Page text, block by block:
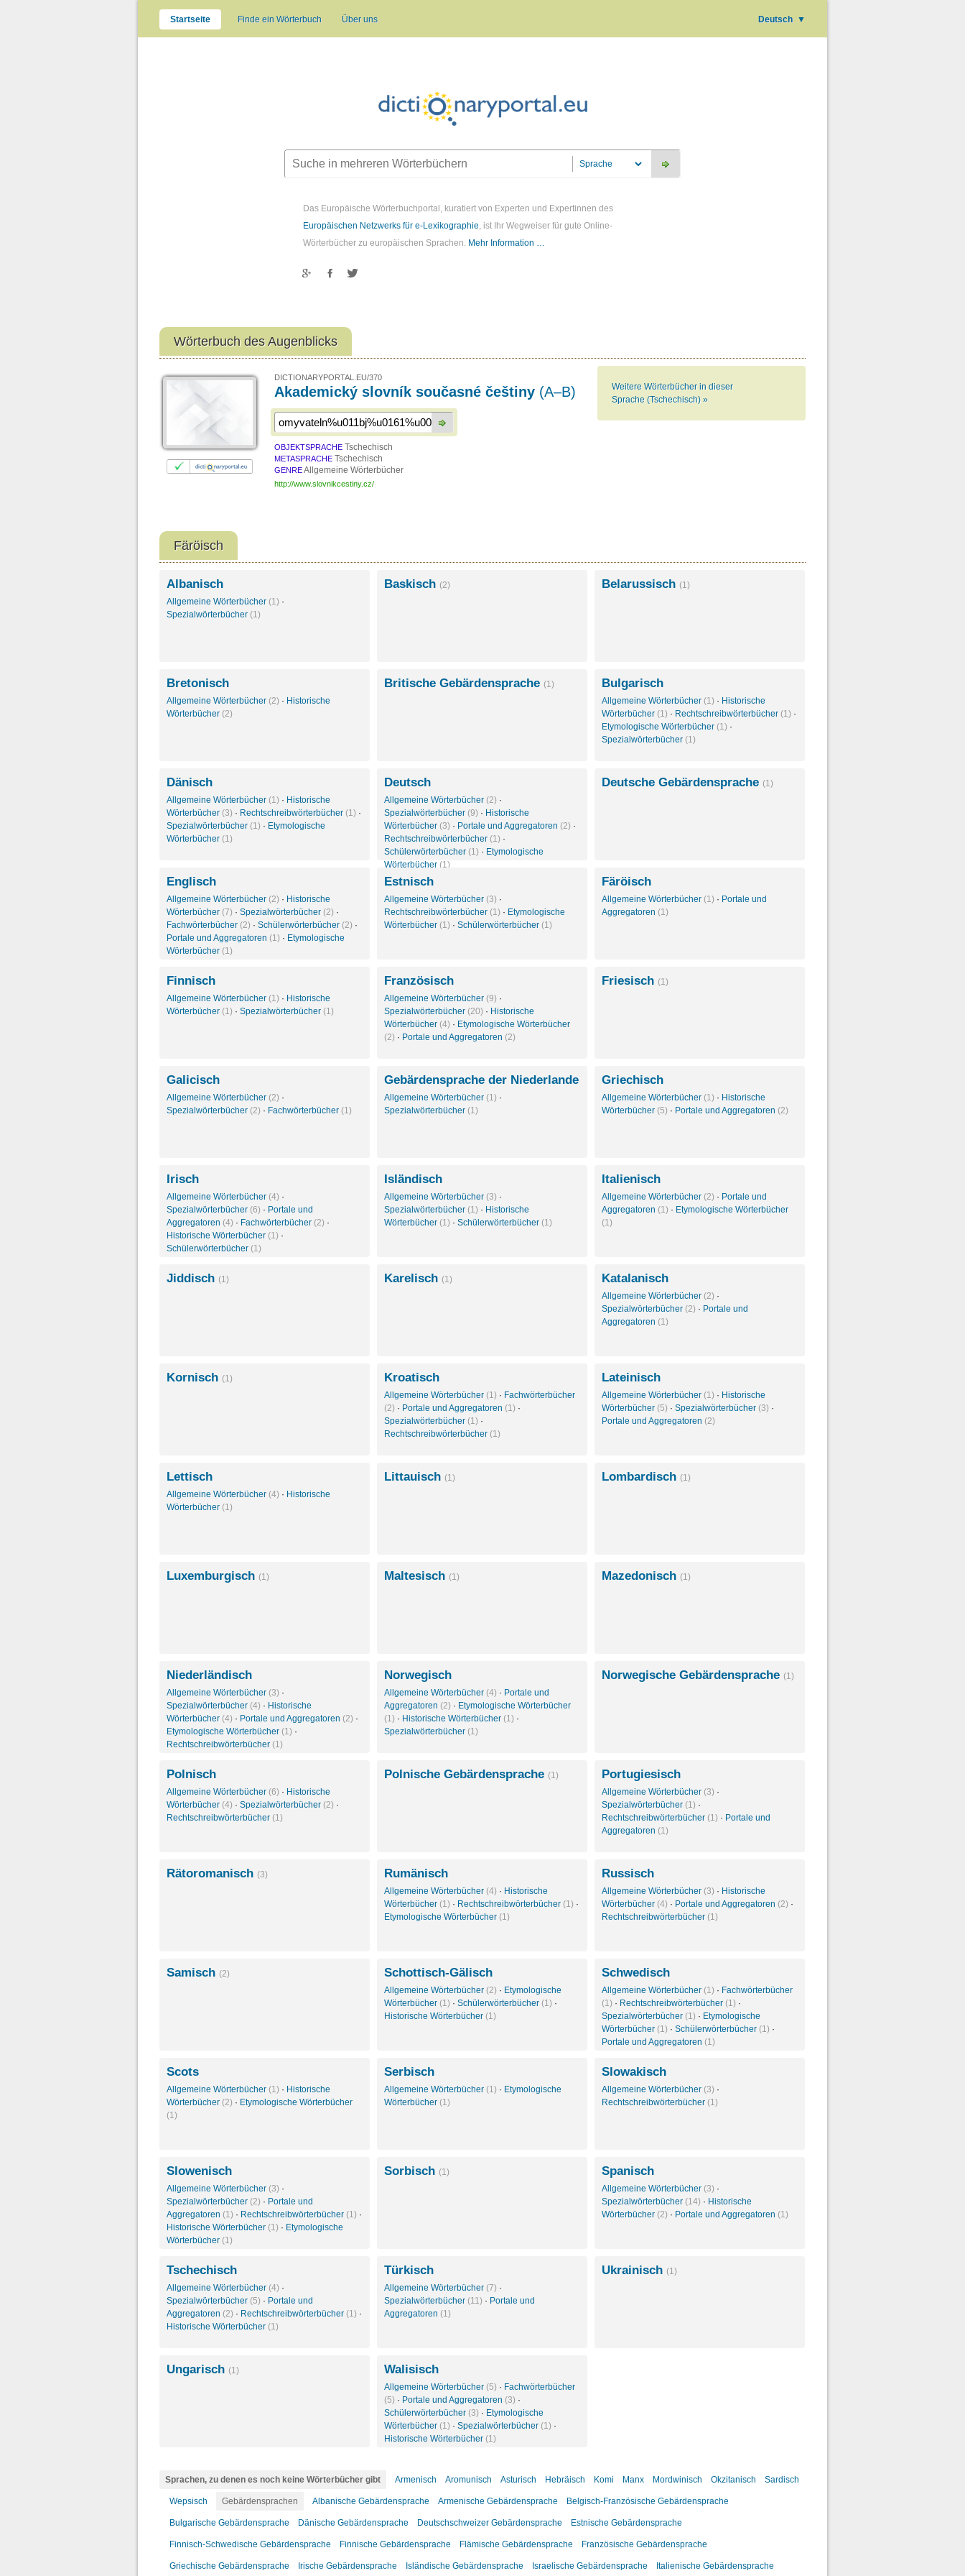
Startseite Finde ein Wörterbuch Über uns Deutsch ▼
Das Europäische Wörterbuchportal, kuratiert von Experten und Expertinnen des
Europäischen Netzwerks für e-Lexikographie, ist Ihr Wegweiser für gute Online-
Wörterbücher zu europäischen Sprachen. Mehr Information …
Wörterbuch des Augenblicks
Weitere Wörterbücher in dieser
Sprache (Tschechisch) »
DICTIONARYPORTAL.EU/370
Akademický slovník současné češtiny (A–B)
OBJEKTSPRACHE Tschechisch
METASPRACHE Tschechisch
GENREAllgemeine Wörterbücher
http://www.slovnikcestiny.cz/
Färöisch
Albanisch
Allgemeine Wörterbücher (1) ·
Spezialwörterbücher (1)
Baskisch (2) Belarussisch (1)
Bretonisch
Allgemeine Wörterbücher (2) · Historische
Wörterbücher (2)
Britische Gebärdensprache (1) Bulgarisch
Allgemeine Wörterbücher (1) · Historische
Wörterbücher (1) · Rechtschreibwörterbücher (1) ·
Etymologische Wörterbücher (1) ·
Spezialwörterbücher (1)
Dänisch
Allgemeine Wörterbücher (1) · Historische
Wörterbücher (3) · Rechtschreibwörterbücher (1) ·
Spezialwörterbücher (1) · Etymologische
Wörterbücher (1)
Deutsch
Allgemeine Wörterbücher (2) ·
Spezialwörterbücher (9) · Historische
Wörterbücher (3) · Portale und Aggregatoren (2) ·
Rechtschreibwörterbücher (1) ·
Schülerwörterbücher (1) · Etymologische
Wörterbücher (1)
Deutsche Gebärdensprache (1)
Englisch
Allgemeine Wörterbücher (2) · Historische
Wörterbücher (7) · Spezialwörterbücher (2) ·
Fachwörterbücher (2) · Schülerwörterbücher (2) ·
Portale und Aggregatoren (1) · Etymologische
Wörterbücher (1)
Estnisch
Allgemeine Wörterbücher (3) ·
Rechtschreibwörterbücher (1) · Etymologische
Wörterbücher (1) · Schülerwörterbücher (1)
Färöisch
Allgemeine Wörterbücher (1) · Portale und
Aggregatoren (1)
Finnisch
Allgemeine Wörterbücher (1) · Historische
Wörterbücher (1) · Spezialwörterbücher (1)
Französisch
Allgemeine Wörterbücher (9) ·
Spezialwörterbücher (20) · Historische
Wörterbücher (4) · Etymologische Wörterbücher
(2) · Portale und Aggregatoren (2)
Friesisch (1)
Galicisch
Allgemeine Wörterbücher (2) ·
Spezialwörterbücher (2) · Fachwörterbücher (1)
Gebärdensprache der Niederlande
Allgemeine Wörterbücher (1) ·
Spezialwörterbücher (1)
Griechisch
Allgemeine Wörterbücher (1) · Historische
Wörterbücher (5) · Portale und Aggregatoren (2)
Irisch
Allgemeine Wörterbücher (4) ·
Spezialwörterbücher (6) · Portale und
Aggregatoren (4) · Fachwörterbücher (2) ·
Historische Wörterbücher (1) ·
Schülerwörterbücher (1)
Isländisch
Allgemeine Wörterbücher (3) ·
Spezialwörterbücher (1) · Historische
Wörterbücher (1) · Schülerwörterbücher (1)
Italienisch
Allgemeine Wörterbücher (2) · Portale und
Aggregatoren (1) · Etymologische Wörterbücher
(1)
Jiddisch (1) Karelisch (1) Katalanisch
Allgemeine Wörterbücher (2) ·
Spezialwörterbücher (2) · Portale und
Aggregatoren (1)
Kornisch (1) Kroatisch
Allgemeine Wörterbücher (1) · Fachwörterbücher
(2) · Portale und Aggregatoren (1) ·
Spezialwörterbücher (1) ·
Rechtschreibwörterbücher (1)
Lateinisch
Allgemeine Wörterbücher (1) · Historische
Wörterbücher (5) · Spezialwörterbücher (3) ·
Portale und Aggregatoren (2)
Lettisch
Allgemeine Wörterbücher (4) · Historische
Wörterbücher (1)
Littauisch (1) Lombardisch (1)
Luxemburgisch (1) Maltesisch (1) Mazedonisch (1)
Niederländisch
Allgemeine Wörterbücher (3) ·
Spezialwörterbücher (4) · Historische
Wörterbücher (4) · Portale und Aggregatoren (2) ·
Etymologische Wörterbücher (1) ·
Rechtschreibwörterbücher (1)
Norwegisch
Allgemeine Wörterbücher (4) · Portale und
Aggregatoren (2) · Etymologische Wörterbücher
(1) · Historische Wörterbücher (1) ·
Spezialwörterbücher (1)
Norwegische Gebärdensprache (1)
Polnisch
Allgemeine Wörterbücher (6) · Historische
Wörterbücher (4) · Spezialwörterbücher (2) ·
Rechtschreibwörterbücher (1)
Polnische Gebärdensprache (1) Portugiesisch
Allgemeine Wörterbücher (3) ·
Spezialwörterbücher (1) ·
Rechtschreibwörterbücher (1) · Portale und
Aggregatoren (1)
Rätoromanisch (3) Rumänisch
Allgemeine Wörterbücher (4) · Historische
Wörterbücher (1) · Rechtschreibwörterbücher (1) ·
Etymologische Wörterbücher (1)
Russisch
Allgemeine Wörterbücher (3) · Historische
Wörterbücher (4) · Portale und Aggregatoren (2) ·
Rechtschreibwörterbücher (1)
Samisch (2) Schottisch-Gälisch
Allgemeine Wörterbücher (2) · Etymologische
Wörterbücher (1) · Schülerwörterbücher (1) ·
Historische Wörterbücher (1)
Schwedisch
Allgemeine Wörterbücher (1) · Fachwörterbücher
(1) · Rechtschreibwörterbücher (1) ·
Spezialwörterbücher (1) · Etymologische
Wörterbücher (1) · Schülerwörterbücher (1) ·
Portale und Aggregatoren (1)
Scots
Allgemeine Wörterbücher (1) · Historische
Wörterbücher (2) · Etymologische Wörterbücher
(1)
Serbisch
Allgemeine Wörterbücher (1) · Etymologische
Wörterbücher (1)
Slowakisch
Allgemeine Wörterbücher (3) ·
Rechtschreibwörterbücher (1)
Slowenisch
Allgemeine Wörterbücher (3) ·
Spezialwörterbücher (2) · Portale und
Aggregatoren (1) · Rechtschreibwörterbücher (1) ·
Historische Wörterbücher (1) · Etymologische
Wörterbücher (1)
Sorbisch (1) Spanisch
Allgemeine Wörterbücher (3) ·
Spezialwörterbücher (14) · Historische
Wörterbücher (2) · Portale und Aggregatoren (1)
Tschechisch
Allgemeine Wörterbücher (4) ·
Spezialwörterbücher (5) · Portale und
Aggregatoren (2) · Rechtschreibwörterbücher (1) ·
Historische Wörterbücher (1)
Türkisch
Allgemeine Wörterbücher (7) ·
Spezialwörterbücher (11) · Portale und
Aggregatoren (1)
Ukrainisch (1)
Ungarisch (1) Walisisch
Allgemeine Wörterbücher (5) · Fachwörterbücher
(5) · Portale und Aggregatoren (3) ·
Schülerwörterbücher (3) · Etymologische
Wörterbücher (1) · Spezialwörterbücher (1) ·
Historische Wörterbücher (1)
Sprachen, zu denen es noch keine Wörterbücher gibt Armenisch Aromunisch Asturisch Hebräisch Komi Manx Mordwinisch Okzitanisch Sardisch
Wepsisch Gebärdensprachen Albanische Gebärdensprache Armenische Gebärdensprache Belgisch-Französische Gebärdensprache
Bulgarische Gebärdensprache Dänische Gebärdensprache Deutschschweizer Gebärdensprache Estnische Gebärdensprache
Finnisch-Schwedische Gebärdensprache Finnische Gebärdensprache Flämische Gebärdensprache Französische Gebärdensprache
Griechische Gebärdensprache Irische Gebärdensprache Isländische Gebärdensprache Israelische Gebärdensprache Italienische Gebärdensprache